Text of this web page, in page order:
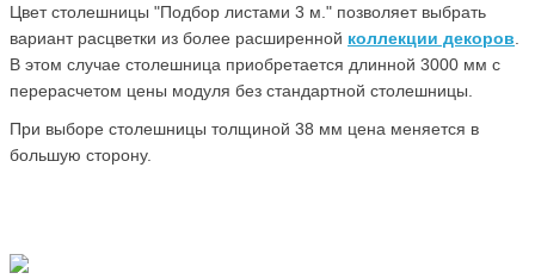
Цвет столешницы "Подбор листами 3 м." позволяет выбрать
вариант расцветки из более расширенной коллекции декоров
В этом случае столешница приобретается длинной 3000 мм с
перерасчетом цены модуля без стандартной столешницы.
При выборе столешницы толщиной 38 мм цена меняется в
большую сторону.